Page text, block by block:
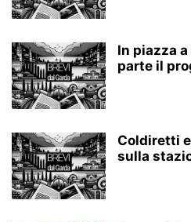
In piazza
parte il
Coldiretti
sulla